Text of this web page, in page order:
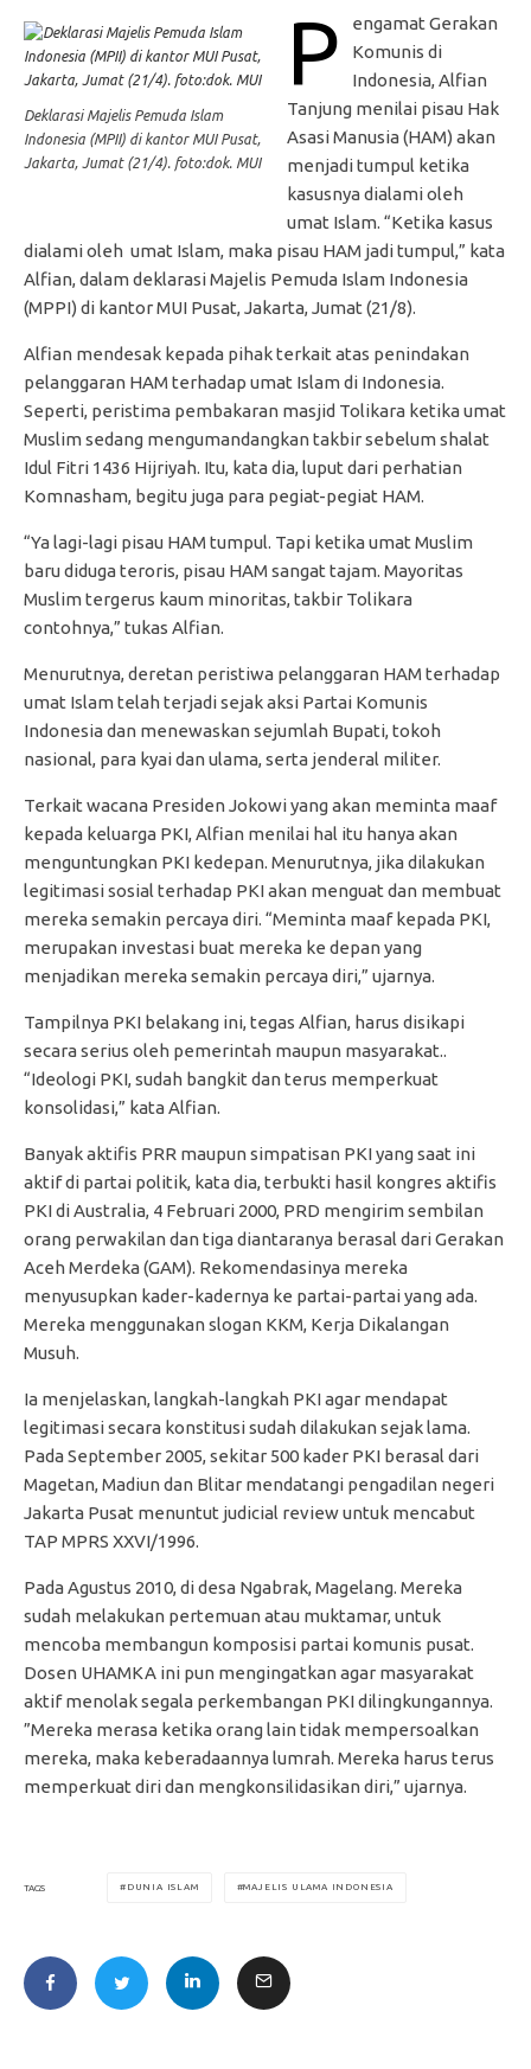
Deklarasi Majelis Pemuda Islam
Indonesia (MPII) di kantor MUI Pusat,
Jakarta, Jumat (21/4). foto:dok. MUI
P
engamat Gerakan
Komunis di
Indonesia, Alfian
Tanjung menilai pisau Hak
Asasi Manusia (HAM) akan
menjadi tumpul ketika
kasusnya dialami oleh
umat Islam. “Ketika kasus
dialami oleh umat Islam, maka pisau HAM jadi tumpul,” kata
Alfian, dalam deklarasi Majelis Pemuda Islam Indonesia
(MPPI) di kantor MUI Pusat, Jakarta, Jumat (21/8).
Alfian mendesak kepada pihak terkait atas penindakan
pelanggaran HAM terhadap umat Islam di Indonesia.
Seperti, peristima pembakaran masjid Tolikara ketika umat
Muslim sedang mengumandangkan takbir sebelum shalat
Idul Fitri 1436 Hijriyah. Itu, kata dia, luput dari perhatian
Komnasham, begitu juga para pegiat-pegiat HAM.
“Ya lagi-lagi pisau HAM tumpul. Tapi ketika umat Muslim
baru diduga teroris, pisau HAM sangat tajam. Mayoritas
Muslim tergerus kaum minoritas, takbir Tolikara
contohnya,” tukas Alfian.
Menurutnya, deretan peristiwa pelanggaran HAM terhadap
umat Islam telah terjadi sejak aksi Partai Komunis
Indonesia dan menewaskan sejumlah Bupati, tokoh
nasional, para kyai dan ulama, serta jenderal militer.
Terkait wacana Presiden Jokowi yang akan meminta maaf
kepada keluarga PKI, Alfian menilai hal itu hanya akan
menguntungkan PKI kedepan. Menurutnya, jika dilakukan
legitimasi sosial terhadap PKI akan menguat dan membuat
mereka semakin percaya diri. “Meminta maaf kepada PKI,
merupakan investasi buat mereka ke depan yang
menjadikan mereka semakin percaya diri,” ujarnya.
Tampilnya PKI belakang ini, tegas Alfian, harus disikapi
secara serius oleh pemerintah maupun masyarakat..
“Ideologi PKI, sudah bangkit dan terus memperkuat
konsolidasi,” kata Alfian.
Banyak aktifis PRR maupun simpatisan PKI yang saat ini
aktif di partai politik, kata dia, terbukti hasil kongres aktifis
PKI di Australia, 4 Februari 2000, PRD mengirim sembilan
orang perwakilan dan tiga diantaranya berasal dari Gerakan
Aceh Merdeka (GAM). Rekomendasinya mereka
menyusupkan kader-kadernya ke partai-partai yang ada.
Mereka menggunakan slogan KKM, Kerja Dikalangan
Musuh.
Ia menjelaskan, langkah-langkah PKI agar mendapat
legitimasi secara konstitusi sudah dilakukan sejak lama.
Pada September 2005, sekitar 500 kader PKI berasal dari
Magetan, Madiun dan Blitar mendatangi pengadilan negeri
Jakarta Pusat menuntut judicial review untuk mencabut
TAP MPRS XXVI/1996.
Pada Agustus 2010, di desa Ngabrak, Magelang. Mereka
sudah melakukan pertemuan atau muktamar, untuk
mencoba membangun komposisi partai komunis pusat.
Dosen UHAMKA ini pun mengingatkan agar masyarakat
aktif menolak segala perkembangan PKI dilingkungannya.
”Mereka merasa ketika orang lain tidak mempersoalkan
mereka, maka keberadaannya lumrah. Mereka harus terus
memperkuat diri dan mengkonsilidasikan diri,” ujarnya.
TAGS DUNIA ISLAM MAJELIS ULAMA INDONESIA